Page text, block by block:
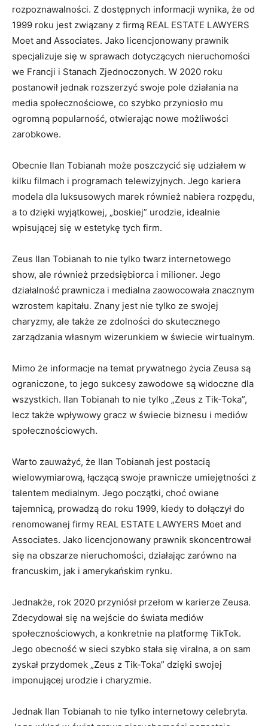
rozpoznawalności. Z dostępnych informacji wynika, że od
1999 roku jest związany z firmą REAL ESTATE LAWYERS
Moet and Associates. Jako licencjonowany prawnik
specjalizuje się w sprawach dotyczących nieruchomości
we Francji i Stanach Zjednoczonych. W 2020 roku
postanowił jednak rozszerzyć swoje pole działania na
media społecznościowe, co szybko przyniosło mu
ogromną popularność, otwierając nowe możliwości
zarobkowe.
Obecnie Ilan Tobianah może poszczycić się udziałem w
kilku filmach i programach telewizyjnych. Jego kariera
modela dla luksusowych marek również nabiera rozpędu,
a to dzięki wyjątkowej, „boskiej” urodzie, idealnie
wpisującej się w estetykę tych firm.
Zeus Ilan Tobianah to nie tylko twarz internetowego
show, ale również przedsiębiorca i milioner. Jego
działalność prawnicza i medialna zaowocowała znacznym
wzrostem kapitału. Znany jest nie tylko ze swojej
charyzmy, ale także ze zdolności do skutecznego
zarządzania własnym wizerunkiem w świecie wirtualnym.
Mimo że informacje na temat prywatnego życia Zeusa są
ograniczone, to jego sukcesy zawodowe są widoczne dla
wszystkich. Ilan Tobianah to nie tylko „Zeus z Tik-Toka”,
lecz także wpływowy gracz w świecie biznesu i mediów
społecznościowych.
Warto zauważyć, że Ilan Tobianah jest postacią
wielowymiarową, łączącą swoje prawnicze umiejętności z
talentem medialnym. Jego początki, choć owiane
tajemnicą, prowadzą do roku 1999, kiedy to dołączył do
renomowanej firmy REAL ESTATE LAWYERS Moet and
Associates. Jako licencjonowany prawnik skoncentrował
się na obszarze nieruchomości, działając zarówno na
francuskim, jak i amerykańskim rynku.
Jednakże, rok 2020 przyniósł przełom w karierze Zeusa.
Zdecydował się na wejście do świata mediów
społecznościowych, a konkretnie na platformę TikTok.
Jego obecność w sieci szybko stała się viralna, a on sam
zyskał przydomek „Zeus z Tik-Toka” dzięki swojej
imponującej urodzie i charyzmie.
Jednak Ilan Tobianah to nie tylko internetowy celebryta.